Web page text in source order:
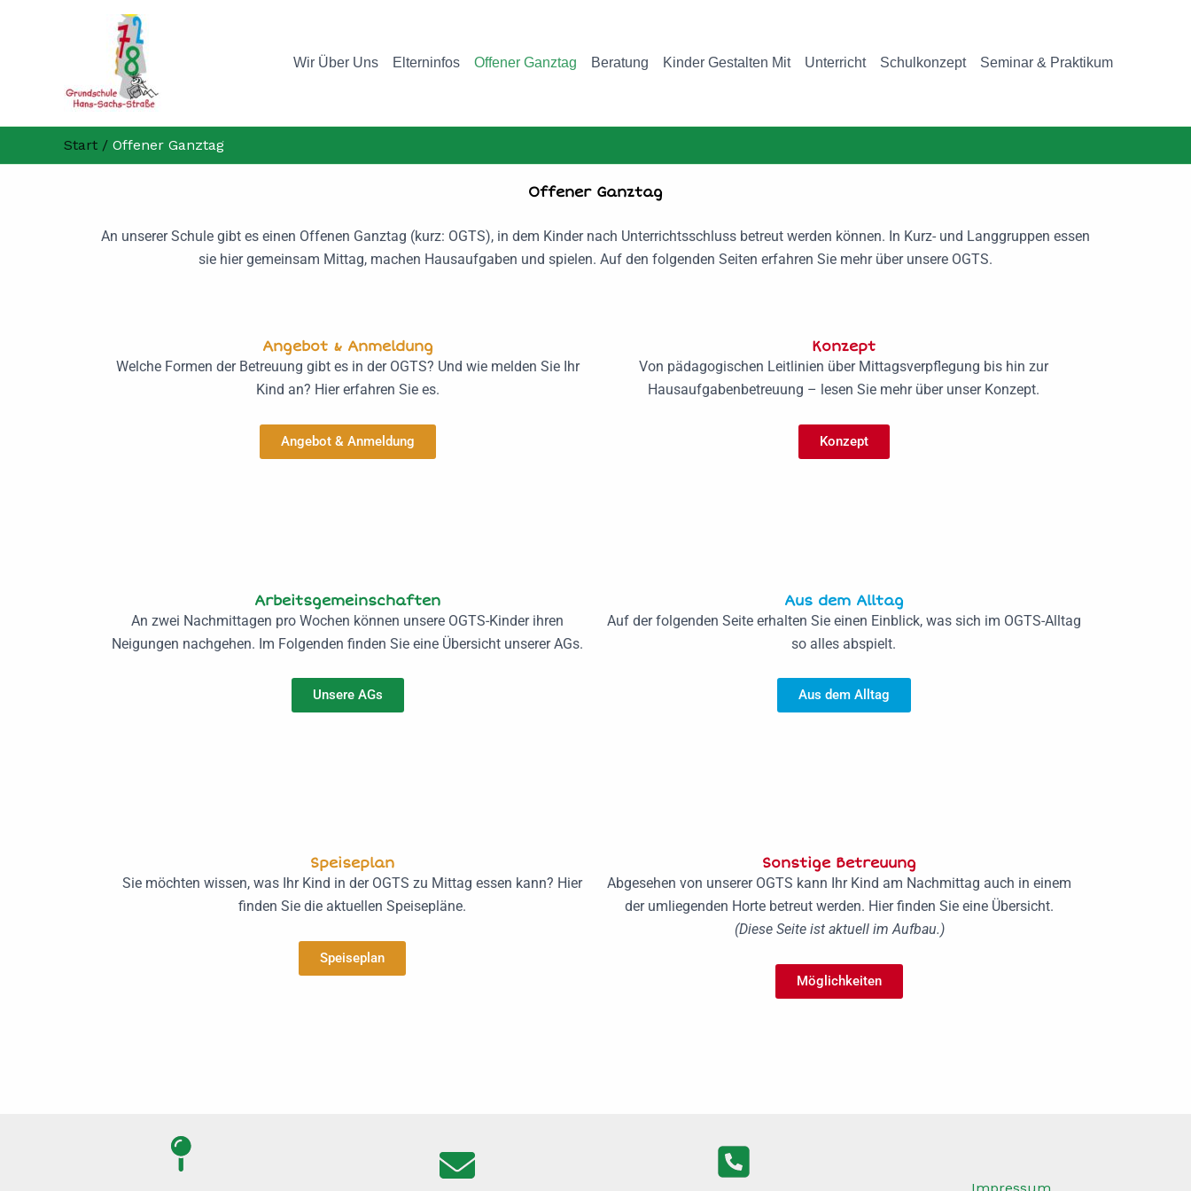
Wir Über Uns Elterninfos Offener Ganztag Beratung Kinder Gestalten Mit Unterricht Schulkonzept Seminar & Praktikum
Start Offener Ganztag
Offener Ganztag
An unserer Schule gibt es einen Offenen Ganztag (kurz: OGTS), in dem Kinder nach Unterrichtsschluss betreut werden können. In Kurz- und Langgruppen essen
sie hier gemeinsam Mittag, machen Hausaufgaben und spielen. Auf den folgenden Seiten erfahren Sie mehr über unsere OGTS.
Angebot & Anmeldung
Welche Formen der Betreuung gibt es in der OGTS? Und wie melden Sie Ihr
Kind an? Hier erfahren Sie es.
Angebot & Anmeldung
Konzept
Von pädagogischen Leitlinien über Mittagsverpflegung bis hin zur
Hausaufgabenbetreuung – lesen Sie mehr über unser Konzept.
Konzept
Arbeitsgemeinschaften
An zwei Nachmittagen pro Wochen können unsere OGTS-Kinder ihren
Neigungen nachgehen. Im Folgenden finden Sie eine Übersicht unserer AGs.
Unsere AGs
Aus dem Alltag
Auf der folgenden Seite erhalten Sie einen Einblick, was sich im OGTS-Alltag
so alles abspielt.
Aus dem Alltag
Speiseplan
Sie möchten wissen, was Ihr Kind in der OGTS zu Mittag essen kann? Hier
finden Sie die aktuellen Speisepläne.
Speiseplan
Sonstige Betreuung
Abgesehen von unserer OGTS kann Ihr Kind am Nachmittag auch in einem
der umliegenden Horte betreut werden. Hier finden Sie eine Übersicht.
(Diese Seite ist aktuell im Aufbau.)
Möglichkeiten
Impressum